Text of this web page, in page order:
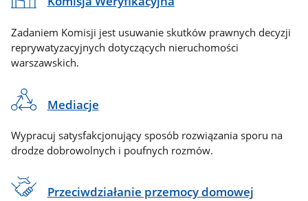
Zadaniem Komisji jest usuwanie skutków prawnych decyzji
reprywatyzacyjnych dotyczących nieruchomości
warszawskich.
Mediacje
Wypracuj satysfakcjonujący sposób rozwiązania sporu na
drodze dobrowolnych i poufnych rozmów.
Przeciwdziałanie przemocy domowej